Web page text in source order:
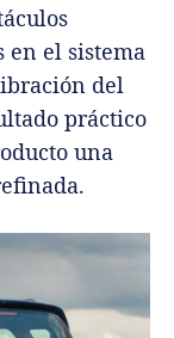
en el sistema
del
práctico
una